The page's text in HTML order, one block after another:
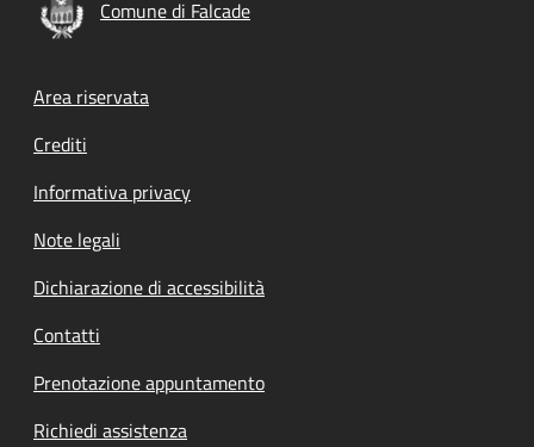
Comune di Falcade
Footer menu
Area riservata
Crediti
Informativa privacy
Note legali
Dichiarazione di accessibilità
Contatti
Prenotazione appuntamento
Richiedi assistenza